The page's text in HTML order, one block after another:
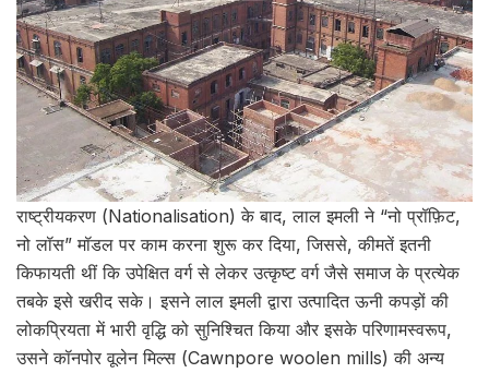
राष्ट्रीयकरण (Nationalisation) के बाद, लाल इमली ने “नो प्रॉफ़िट,
नो लॉस” मॉडल पर काम करना शुरू कर दिया, जिससे, कीमतें इतनी
किफायती थीं कि उपेक्षित वर्ग से लेकर उत्कृष्ट वर्ग जैसे समाज के प्रत्येक
तबके इसे खरीद सके। इसने लाल इमली द्वारा उत्पादित ऊनी कपड़ों की
लोकप्रियता में भारी वृद्धि को सुनिश्चित किया और इसके परिणामस्वरूप,
उसने कॉनपोर वूलेन मिल्स (Cawnpore woolen mills) की अन्य